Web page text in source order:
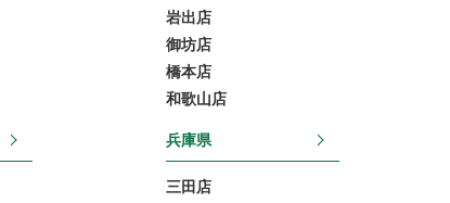
岩出店
御坊店
橋本店
和歌山店
兵庫県
三田店